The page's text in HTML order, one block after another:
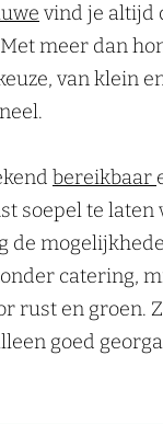
vind je altijd
meer dan
van klein
bereikbaar
soepel te laten
de
catering,
rust en groen.
goed